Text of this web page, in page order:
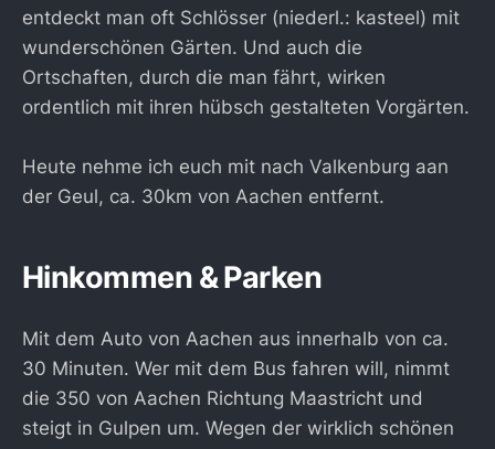
entdeckt man oft Schlösser (niederl.: kasteel) mit
wunderschönen Gärten. Und auch die
Ortschaften, durch die man fährt, wirken
ordentlich mit ihren hübsch gestalteten Vorgärten.
Heute nehme ich euch mit nach Valkenburg aan
der Geul, ca. 30km von Aachen entfernt.
Hinkommen & Parken
Mit dem Auto von Aachen aus innerhalb von ca.
30 Minuten. Wer mit dem Bus fahren will, nimmt
die 350 von Aachen Richtung Maastricht und
steigt in Gulpen um. Wegen der wirklich schönen